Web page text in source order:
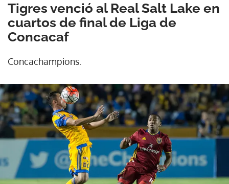
Tigres venció al Real Salt Lake en
cuartos de final de Liga de
Concacaf
Concachampions.